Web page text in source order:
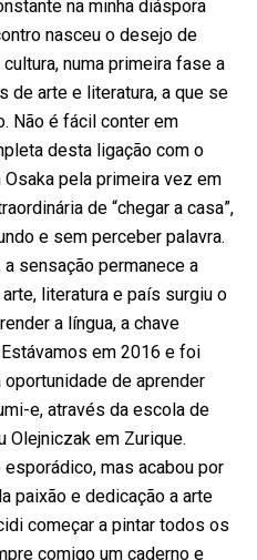
na minha diáspora
nasceu o desejo de
numa primeira fase a
arte e literatura, a que se
Não é fácil conter em
desta ligação com o
pela primeira vez em
de “chegar a casa”,
e sem perceber palavra.
sensação permanece a
literatura e país surgiu o
a língua, a chave
em 2016 e foi
de aprender
e, através da escola de
Olejniczak em Zurique.
mas acabou por
paixão e dedicação a arte
começar a pintar todos os
comigo um caderno e